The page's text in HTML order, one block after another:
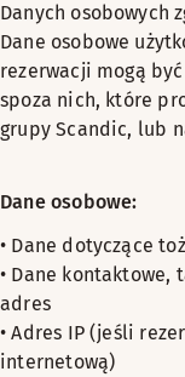
Danych osobowych
Dane osobowe
rezerwacji mogą
spoza nich, które
grupy Scandic, lub
Dane osobowe:
• Dane dotyczące
• Dane
adres
• Adres IP (jeśli
internetową)